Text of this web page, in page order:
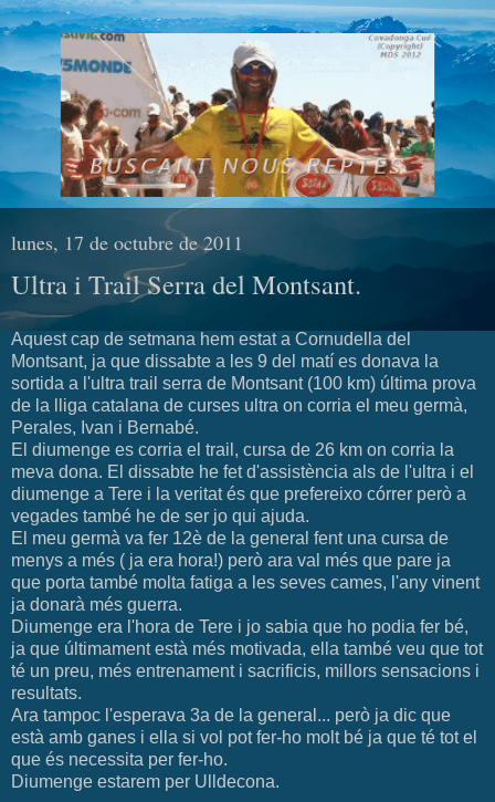
lunes, 17 de octubre de 2011
Ultra i Trail Serra del Montsant.
Aquest cap de setmana hem estat a Cornudella del
Montsant, ja que dissabte a les 9 del matí es donava la
sortida a l'ultra trail serra de Montsant (100 km) última prova
de la lliga catalana de curses ultra on corria el meu germà,
Perales, Ivan i Bernabé.
El diumenge es corria el trail, cursa de 26 km on corria la
meva dona. El dissabte he fet d'assistència als de l'ultra i el
diumenge a Tere i la veritat és que prefereixo córrer però a
vegades també he de ser jo qui ajuda.
El meu germà va fer 12è de la general fent una cursa de
menys a més ( ja era hora!) però ara val més que pare ja
que porta també molta fatiga a les seves cames, l'any vinent
ja donarà més guerra.
Diumenge era l'hora de Tere i jo sabia que ho podia fer bé,
ja que últimament està més motivada, ella també veu que tot
té un preu, més entrenament i sacrificis, millors sensacions i
resultats.
Ara tampoc l'esperava 3a de la general... però ja dic que
està amb ganes i ella si vol pot fer-ho molt bé ja que té tot el
que és necessita per fer-ho.
Diumenge estarem per Ulldecona.